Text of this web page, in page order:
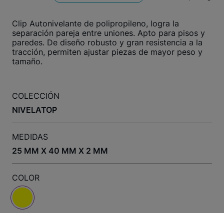
Clip Autonivelante de polipropileno, logra la
separación pareja entre uniones. Apto para pisos y
paredes. De diseño robusto y gran resistencia a la
tracción, permiten ajustar piezas de mayor peso y
tamaño.
COLECCIÓN
NIVELATOP
MEDIDAS
25 MM X 40 MM X 2 MM
COLOR